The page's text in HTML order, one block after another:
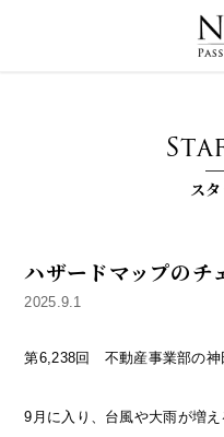
ス
ハザードマップのチ
2025.9.1
第6,238回 不動産事業部の神
9月に入り、台風や大雨が増え